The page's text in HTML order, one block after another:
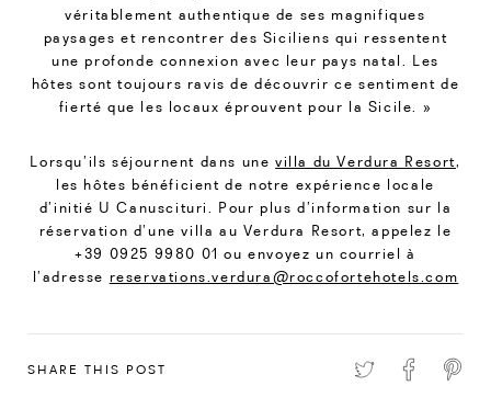
véritablement authentique de ses magnifiques
paysages et rencontrer des Siciliens qui ressentent
une profonde connexion avec leur pays natal. Les
hôtes sont toujours ravis de découvrir ce sentiment de
fierté que les locaux éprouvent pour la Sicile. »
Lorsqu’ils séjournent dans unevilla du Verdura Resort,
les hôtes bénéficient de notre expérience locale
d’initié U Canuscituri. Pour plus d’information sur la
réservation d’une villa au Verdura Resort, appelez le
+39 0925 9980 01 ou envoyez un courriel à
l’adresse reservations.verdura@roccofortehotels.com
SHARE THIS POST